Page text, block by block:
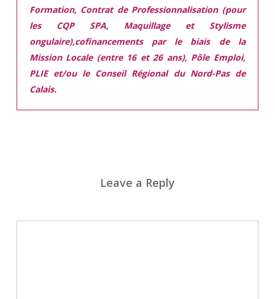
Formation, Contrat de Professionnalisation (pour
les CQP SPA, Maquillage et Stylisme
ongulaire),cofinancements par le biais de la
Mission Locale (entre 16 et 26 ans), Pôle Emploi,
PLIE et/ou le Conseil Régional du Nord-Pas de
Calais.
Leave a Reply